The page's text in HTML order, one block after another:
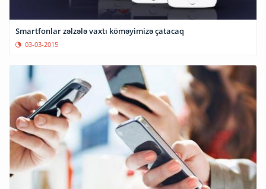
Smartfonlar zəlzələ vaxtı köməyimizə çatacaq
03-03-2015